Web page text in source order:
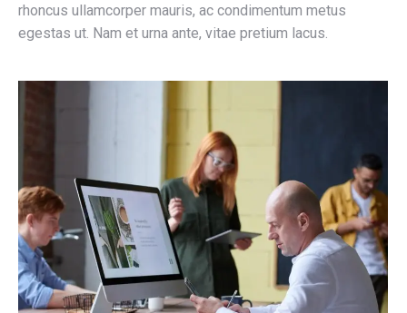
rhoncus ullamcorper mauris, ac condimentum metus
egestas ut. Nam et urna ante, vitae pretium lacus.